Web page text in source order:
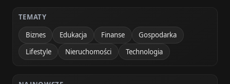
TEMATY
Biznes
Edukacja Finanse
Gospodarka
Lifestyle
Nieruchomości Technologia